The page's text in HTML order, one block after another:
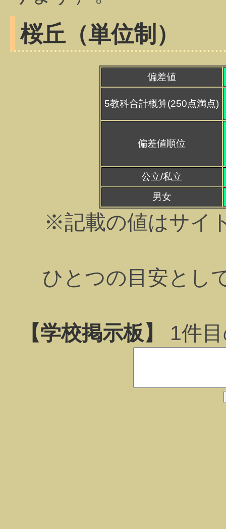
桜丘（単位制）
偏差値
5教科合計概算(250点満点)
偏差値順位
公立/私立
男女
※記載の値はサイ
ひとつの目安とし
【学校掲示板】 1件